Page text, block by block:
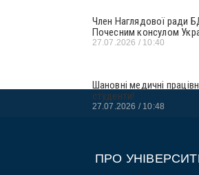
Член Наглядової ради
Почесним консулом
27.07.2026 10:40
Шановні медичні
студенти!
27.07.2026 10:48
ПРО